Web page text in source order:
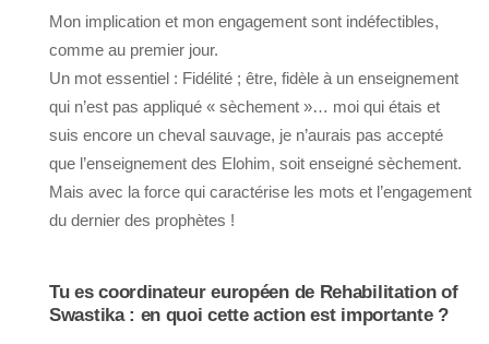
Mon implication et mon engagement sont indéfectibles,
comme au premier jour.
Un mot essentiel : Fidélité ; être, fidèle à un enseignement
qui n’est pas appliqué « sèchement »… moi qui étais et
suis encore un cheval sauvage, je n’aurais pas accepté
que l’enseignement des Elohim, soit enseigné sèchement.
Mais avec la force qui caractérise les mots et l’engagement
du dernier des prophètes !
Tu es coordinateur européen de Rehabilitation of
Swastika : en quoi cette action est importante ?